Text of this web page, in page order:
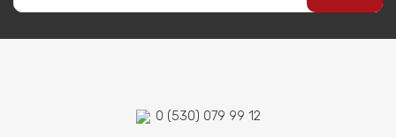
0 (530) 079 99 12